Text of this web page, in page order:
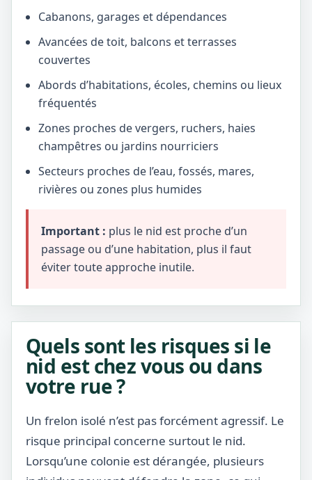
Cabanons, garages et dépendances
Avancées de toit, balcons et terrasses
couvertes
Abords d’habitations, écoles, chemins ou lieux
fréquentés
Zones proches de vergers, ruchers, haies
champêtres ou jardins nourriciers
Secteurs proches de l’eau, fossés, mares,
rivières ou zones plus humides
Important : plus le nid est proche d’un
passage ou d’une habitation, plus il faut
éviter toute approche inutile.
Quels sont les risques si le
nid est chez vous ou dans
votre rue ?
Un frelon isolé n’est pas forcément agressif. Le
risque principal concerne surtout le nid.
Lorsqu’une colonie est dérangée, plusieurs